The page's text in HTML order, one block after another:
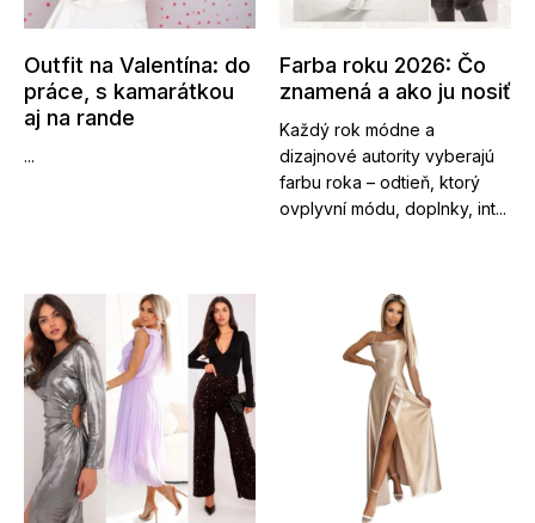
Outfit na Valentína: do
práce, s kamarátkou
aj na rande
...
Farba roku 2026: Čo
znamená a ako ju nosiť
Každý rok módne a
dizajnové autority vyberajú
farbu roka – odtieň, ktorý
ovplyvní módu, doplnky, int...